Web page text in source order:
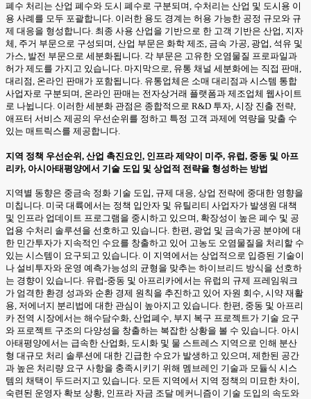
폐수 처리는 산업 폐수와 도시 폐수로 구분되며, 수처리는 산업 및 도시용 이
용 사례를 모두 포괄합니다. 이러한 용도 경계는 허용 가능한 공정 규모와 규
제 대응을 형성합니다. 최종 사용 산업을 기반으로 한 고객 기반은 산업, 지자
체, 주거 부문으로 구성되며, 산업 부문은 화학 제조, 금속 가공, 광업, 석유 및
가스, 발전 부문으로 세분화됩니다. 각 부문은 고유한 오염물질 프로파일과
허가 제도를 가지고 있습니다. 마지막으로, 유통 채널 세분화에는 직접 판매,
대리점, 온라인 판매가 포함됩니다. 유통업체은 소매 대리점과 시스템 통합
사업자로 구분되며, 온라인 판매는 전자상거래 플랫폼과 제조업체 웹사이트
로 나뉩니다. 이러한 세분화 관점은 종합적으로 R&D 투자, 시장 진출 전략,
애프터 서비스 제공의 우선순위를 정하고 특정 고객 과제에 역량을 맞출 수
있는 매트릭스를 제공합니다.
지역 정책 우선순위, 산업 촉진요인, 인프라 제약이 미주, 유럽, 중동 및 아프
리카, 아시아태평양에서 기술 도입 및 상업적 전략을 형성하는 방법
지역별 동향은 중금속 정화 기술 도입, 규제 대응, 상업 전략에 중대한 영향을
미칩니다. 미국 대륙에서는 정책 입안자 및 유틸리티 사업자가 발생원 대책
및 인프라 업데이트 프로그램을 중시하고 있으며, 확장성이 높은 폐수 및 공
업용 수처리 솔루션을 선호하고 있습니다. 한편, 광업 및 금속가공 분야에 대
한 민간투자가 지속적인 수요를 창출하고 있어 고농도 오염물질을 처리할 수
있는 시스템이 요구되고 있습니다. 이 지역에서는 상업적으로 입증된 기술이
나 설비투자와 운영 예측가능성의 균형을 맞추는 하이브리드 방식을 선호하
는 경향이 있습니다. 유럽-중동 및 아프리카에서는 유럽의 규제 프레임워크
가 엄격한 환경 성과와 순환 경제 원칙을 추진하고 있어 자원 회수, 시약 재활
용, 저에너지 분리법에 대한 관심이 높아지고 있습니다. 한편, 중동 및 아프리
카 전역 시장에서는 해수담수화, 산업폐수, 부지 복구 프로젝트가 기술 요구
와 프로젝트 구조의 다양성을 창출하는 복잡한 상황을 볼 수 있습니다. 아시
아태평양에서는 급속한 산업화, 도시화 및 물 스트레스 지역으로 인해 분산
형 대규모 처리 솔루션에 대한 긴급한 수요가 발생하고 있으며, 제한된 공간
과 높은 처리량 요구 사항을 충족시키기 위해 멤브레인 기술과 모듈식 시스
템의 채택이 두드러지고 있습니다. 모든 지역에서 지역 정책의 미묘한 차이,
숙련된 운영자 확보 상황, 인프라 자금 조달 메커니즘이 기술 도입의 속도와